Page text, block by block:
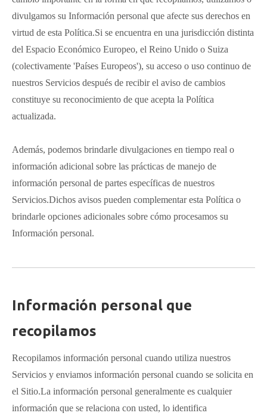
divulgamos su Información personal que afecte sus derechos en
virtud de esta Política.Si se encuentra en una jurisdicción distinta
del Espacio Económico Europeo, el Reino Unido o Suiza
(colectivamente 'Países Europeos'), su acceso o uso continuo de
nuestros Servicios después de recibir el aviso de cambios
constituye su reconocimiento de que acepta la Política
actualizada.
Además, podemos brindarle divulgaciones en tiempo real o
información adicional sobre las prácticas de manejo de
información personal de partes específicas de nuestros
Servicios.Dichos avisos pueden complementar esta Política o
brindarle opciones adicionales sobre cómo procesamos su
Información personal.
Información personal que
recopilamos
Recopilamos información personal cuando utiliza nuestros
Servicios y enviamos información personal cuando se solicita en
el Sitio.La información personal generalmente es cualquier
información que se relaciona con usted, lo identifica